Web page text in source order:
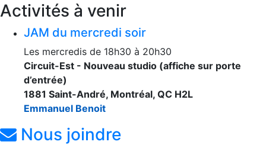
Activités à venir
JAM du mercredi soir
Les mercredis de 18h30 à 20h30
Circuit-Est - Nouveau studio (affiche sur porte
d’entrée)
1881 Saint-André, Montréal, QC H2L
Emmanuel Benoit
Nous joindre